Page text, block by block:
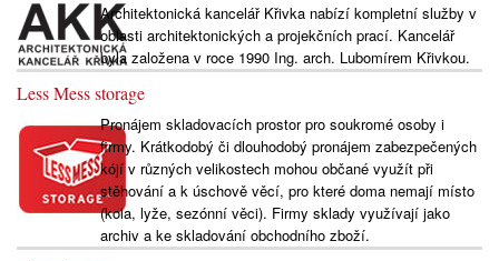
Architektonická kancelář Křivka nabízí kompletní služby v
oblasti architektonických a projekčních prací. Kancelář
byla založena v roce 1990 Ing. arch. Lubomírem Křivkou.
Less Mess storage
Pronájem skladovacích prostor pro soukromé osoby i
firmy. Krátkodobý či dlouhodobý pronájem zabezpečených
kójí v různých velikostech mohou občané využít při
stěhování a k úschově věcí, pro které doma nemají místo
(kola, lyže, sezónní věci). Firmy sklady využívají jako
archiv a ke skladování obchodního zboží.